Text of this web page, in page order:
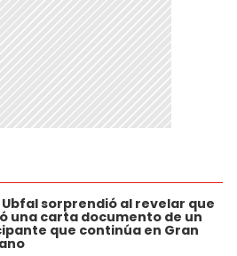
Ubfal sorprendió al revelar que
una carta documento de un
que continúa en Gran